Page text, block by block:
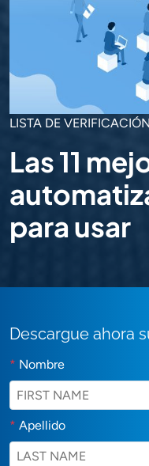
LISTA DE VERIFICACIÓN
Las 11
para usar
Descargue ahora
* Nombre
* Apellido